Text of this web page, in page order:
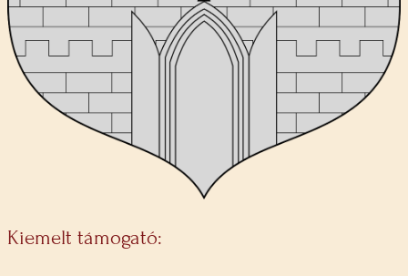
Kiemelt támogató: